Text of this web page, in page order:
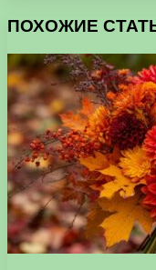
ПОХОЖИЕ